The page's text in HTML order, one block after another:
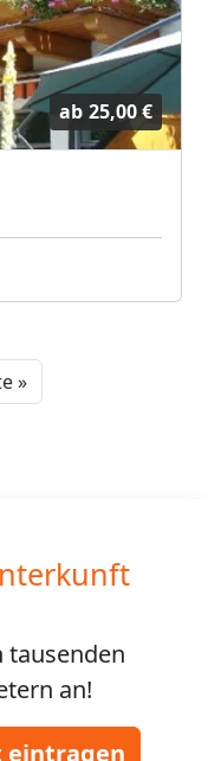
ab 25,00 €
»Next
tausenden
an!
eintragen